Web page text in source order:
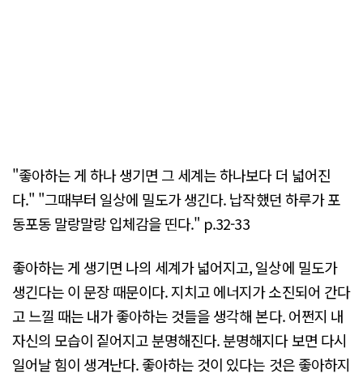
"좋아하는 게 하나 생기면 그 세계는 하나보다 더 넓어진
다." "그때부터 일상에 밀도가 생긴다. 납작했던 하루가 포
동포동 말랑말랑 입체감을 띤다." p.32-33
좋아하는 게 생기면 나의 세계가 넓어지고, 일상에 밀도가
생긴다는 이 문장 때문이다. 지치고 에너지가 소진되어 간다
고 느낄 때는 내가 좋아하는 것들을 생각해 본다. 어쩐지 내
자신의 모습이 짙어지고 분명해진다. 분명해지다 보면 다시
일어날 힘이 생겨난다. 좋아하는 것이 있다는 것은 좋아하지